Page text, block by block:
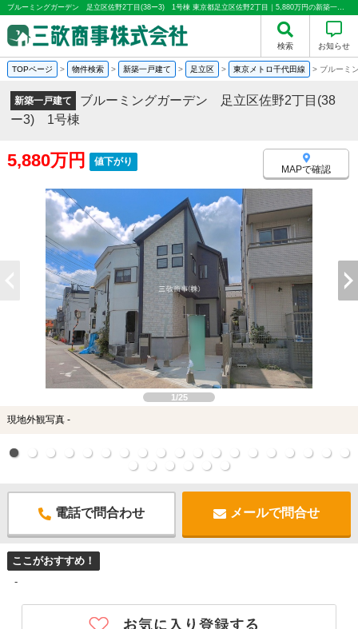
ブルーミングガーデン 足立区佐野2丁目(38ー3) 1号棟 東京都足立区佐野2丁目｜5,880万円の新築一戸建て｜分譲住宅や新築物件｜三敬商事株式会社(サンケイ商事)
検索 お知らせ
TOPページ > 物件検索 > 新築一戸建て > 足立区 > 東京メトロ千代田線 > ブルーミ
新築一戸建て
ブルーミングガーデン 足立区佐野2丁目(38
ー3) 1号棟
5,880万円 値下がり
MAPで確認
1/25
現地外観写真 -
電話で問合わせ メールで問合せ
ここがおすすめ！
-